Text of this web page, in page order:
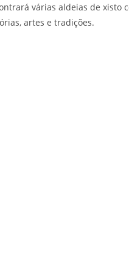
várias aldeias de xisto
artes e tradições.